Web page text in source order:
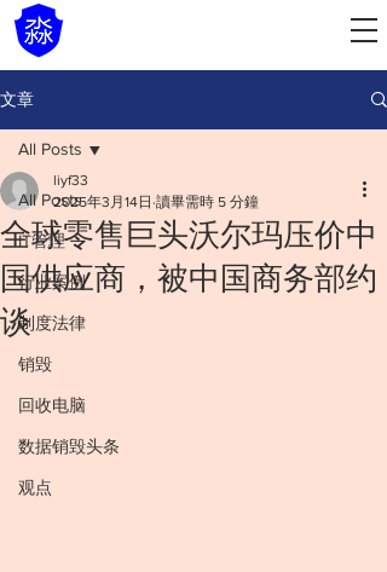
文章
All Posts
IT管理
行业案例
制度法律
销毁
回收电脑
数据销毁头条
观点
All Posts
全球零售巨头沃尔玛压价中
国供应商，被中国商务部约
谈
liyf33
2025年3月14日 讀畢需時 5 分鐘